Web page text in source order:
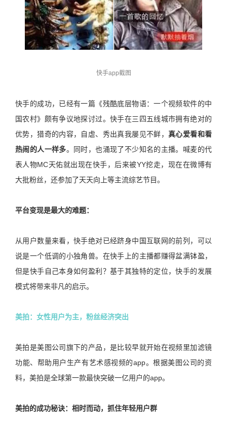
快手app截图
快手的成功，已经有一篇《残酷底层物语：一个视频软件的中
国农村》颇有争议地探讨过。快手在三四五线城市拥有绝对的
优势，猎奇的内容，自虐、秀出真我屡见不鲜，真心爱看和看
热闹的人一样多。同时，也涌现了不少知名的主播。喊麦的代
表人物MC天佑就出现在快手，后来被YY挖走，现在在微博有
大批粉丝，还参加了天天向上等主流综艺节目。
平台变现是最大的难题：
从用户数量来看，快手绝对已经跻身中国互联网的前列，可以
说是一个低调的小独角兽。在快手上的主播都赚得盆满钵盈，
但是快手自己本身如何盈利？基于其独特的定位，快手的发展
模式将带来非凡的启示。
美拍：女性用户为主，粉丝经济突出
美拍是美图公司旗下的产品，是比较早就开始在视频里加滤镜
功能、帮助用户生产有艺术感视频的app。根据美图公司的资
料，美拍是全球第一款最快突破一亿用户的app。
美拍的成功秘诀：相时而动，抓住年轻用户群